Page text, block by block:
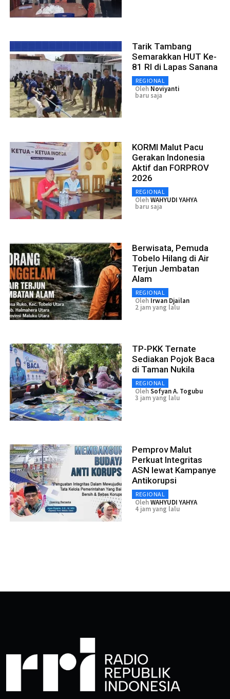
Tarik Tambang
Semarakkan HUT Ke-
81 RI di Lapas Sanana
REGIONAL
Oleh Noviyanti
baru saja
KORMI Malut Pacu
Gerakan Indonesia
Aktif dan FORPROV
2026
REGIONAL
OlehWAHYUDI YAHYA
baru saja
Berwisata, Pemuda
Tobelo Hilang di Air
Terjun Jembatan
Alam
REGIONAL
Oleh Irwan Djailan
2 jam yang lalu
TP-PKK Ternate
Sediakan Pojok Baca
di Taman Nukila
REGIONAL
OlehSofyan A. Togubu
3 jam yang lalu
Pemprov Malut
Perkuat Integritas
ASN lewat Kampanye
Antikorupsi
REGIONAL
OlehWAHYUDI YAHYA
4 jam yang lalu